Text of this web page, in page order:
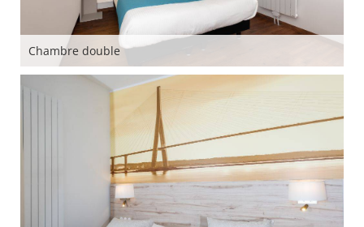
Chambre double